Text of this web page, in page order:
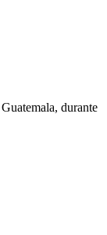
durante